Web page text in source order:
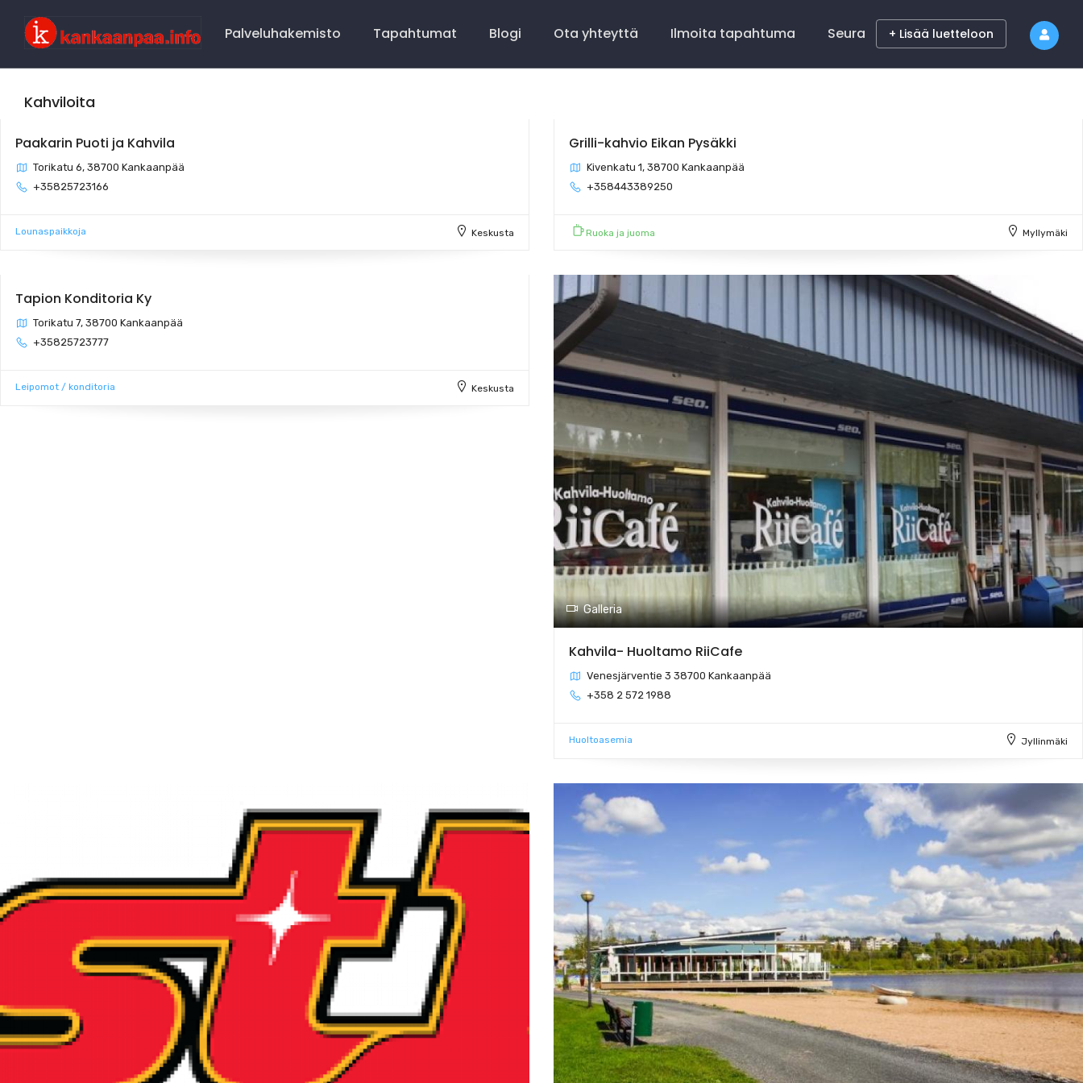
Navigation
Palveluhakemisto Tapahtumat Blogi Ota yhteyttä Ilmoita tapahtuma Seura + Lisää luetteloon
Kahviloita
Paakarin Puoti ja Kahvila
Torikatu 6, 38700 Kankaanpää
+35825723166
Lounaspaikkoja Keskusta
Grilli-kahvio Eikan Pysäkki
Kivenkatu 1, 38700 Kankaanpää
+358443389250
Ruoka ja juoma Myllymäki
Tapion Konditoria Ky
Torikatu 7, 38700 Kankaanpää
+35825723777
Leipomot / konditoria Keskusta
Galleria
Kahvila- Huoltamo RiiCafe
Venesjärventie 3 38700 Kankaanpää
+358 2 572 1988
Huoltoasemia Jyllinmäki